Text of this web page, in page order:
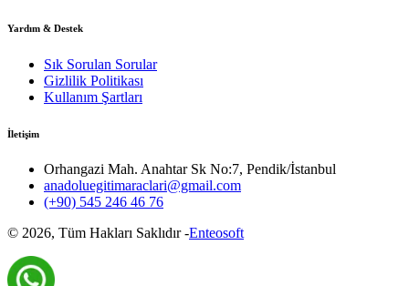
Yardım & Destek
Sık Sorulan Sorular
Gizlilik Politikası
Kullanım Şartları
İletişim
Orhangazi Mah. Anahtar Sk No:7, Pendik/İstanbul
anadoluegitimaraclari@gmail.com
(+90) 545 246 46 76
© 2026, Tüm Hakları Saklıdır -Enteosoft